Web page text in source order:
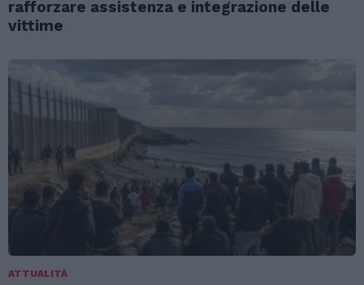
rafforzare assistenza e integrazione delle
vittime
ATTUALITÀ